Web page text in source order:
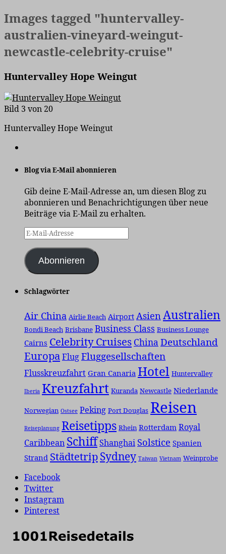
Images tagged "huntervalley-
australien-vineyard-weingut-
newcastle-celebrity-cruise"
Huntervalley Hope Weingut
Bild 3 von 20
Huntervalley Hope Weingut
Blog via E-Mail abonnieren
Gib deine E-Mail-Adresse an, um diesen Blog zu
abonnieren und Benachrichtigungen über neue
Beiträge via E-Mail zu erhalten.
E-
Adresse
Abonnieren
Schlagwörter
Air China Airlie Beach Airport AsienAustralien
Bondi Beach Brisbane Business Class Business Lounge
Cairns Celebrity Cruises China Deutschland
EuropaFlugFluggesellschaften
Flusskreuzfahrt Gran Canaria Hotel Huntervalley
Iberia Kreuzfahrt Kuranda Newcastle Niederlande
Norwegian Ostsee Peking Port Douglas Reisen
Reiseplanung Reisetipps Rhein Rotterdam Royal
Caribbean SchiffShanghai Solstice Spanien
Strand StädtetripSydney Taiwan Vietnam Weinprobe
Facebook
Twitter
Instagram
Pinterest